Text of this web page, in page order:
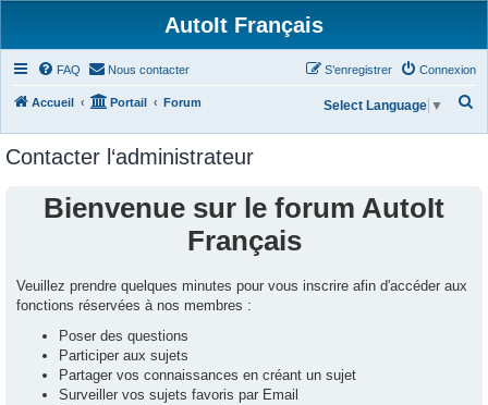
AutoIt Français
FAQ Nous contacter Connexion
S’enregistrer
Accueil Portail Forum Select Language ▼
Contacter l‘administrateur
Bienvenue sur le forum AutoIt
Français
Veuillez prendre quelques minutes pour vous inscrire afin d'accéder aux
fonctions réservées à nos membres :
Poser des questions
Participer aux sujets
Partager vos connaissances en créant un sujet
Surveiller vos sujets favoris par Email